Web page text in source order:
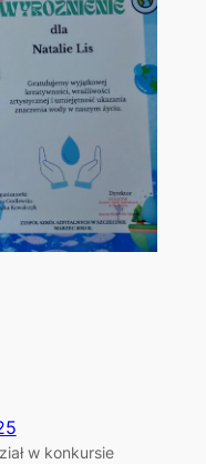
w konkursie